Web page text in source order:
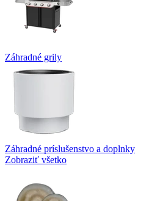
Záhradné grily
Záhradné príslušenstvo a doplnky
Zobraziť všetko